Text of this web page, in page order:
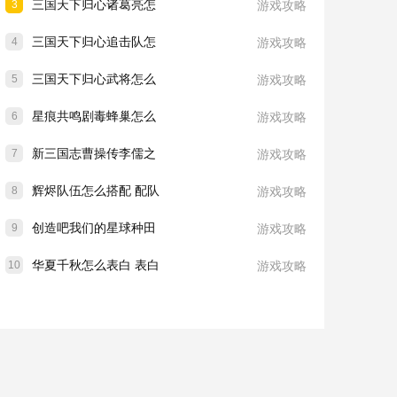
3 三国天下归心诸葛亮怎 游戏攻略
4 三国天下归心追击队怎 游戏攻略
5 三国天下归心武将怎么 游戏攻略
6 星痕共鸣剧毒蜂巢怎么 游戏攻略
7 新三国志曹操传李儒之 游戏攻略
8 辉烬队伍怎么搭配 配队 游戏攻略
9 创造吧我们的星球种田 游戏攻略
10 华夏千秋怎么表白 表白 游戏攻略